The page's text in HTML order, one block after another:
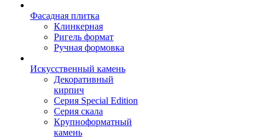
Фасадная плитка
Клинкерная
Ригель формат
Ручная формовка
Искусственный камень
Декоративный
кирпич
Серия Special Edition
Серия скала
Крупноформатный
камень